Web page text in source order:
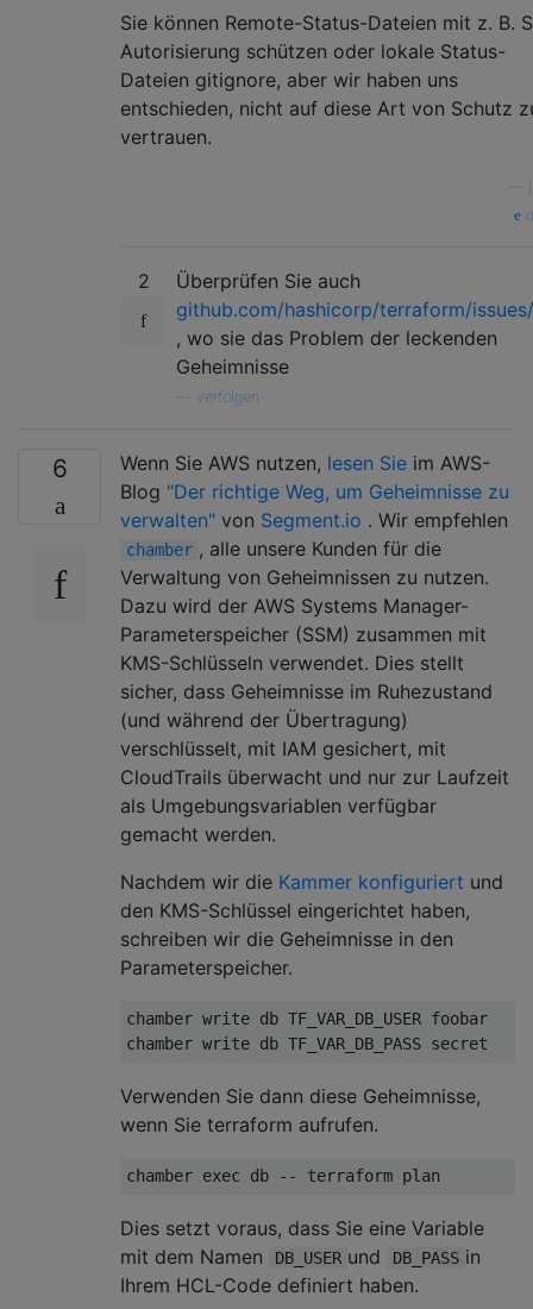
Sie können Remote-Status-Dateien mit z. B.
Autorisierung schützen oder lokale Status-
Dateien gitignore, aber wir haben uns
entschieden, nicht auf diese Art von Schutz
vertrauen.
2
Überprüfen Sie auch
github.com/hashicorp/terraform/
, wo sie das Problem der leckenden
Geheimnisse
verfolgen
6 Wenn Sie AWS nutzen, lesen Sie im AWS-
Blog "Der richtige Weg, um Geheimnisse zu
verwalten" von Segment.io . Wir empfehlen
chamber , alle unsere Kunden für die
Verwaltung von Geheimnissen zu nutzen.
Dazu wird der AWS Systems Manager-
Parameterspeicher (SSM) zusammen mit
KMS-Schlüsseln verwendet. Dies stellt
sicher, dass Geheimnisse im Ruhezustand
(und während der Übertragung)
verschlüsselt, mit IAM gesichert, mit
CloudTrails überwacht und nur zur Laufzeit
als Umgebungsvariablen verfügbar
gemacht werden.
Nachdem wir die Kammer konfiguriert und
den KMS-Schlüssel eingerichtet haben,
schreiben wir die Geheimnisse in den
Parameterspeicher.
chamber write db TF_VAR_DB_USER foobar
Verwenden Sie dann diese Geheimnisse,
wenn Sie terraform aufrufen.
Dies setzt voraus, dass Sie eine Variable
mit dem Namen
DB_USER und DB_PASS in
Ihrem HCL-Code definiert haben.